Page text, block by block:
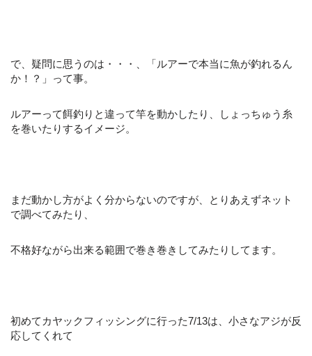
で、疑問に思うのは・・・、「ルアーで本当に魚が釣れるん
か！？」って事。
ルアーって餌釣りと違って竿を動かしたり、しょっちゅう糸
を巻いたりするイメージ。
まだ動かし方がよく分からないのですが、とりあえずネット
で調べてみたり、
不格好ながら出来る範囲で巻き巻きしてみたりしてます。
初めてカヤックフィッシングに行った7/13は、小さなアジが反
応してくれて